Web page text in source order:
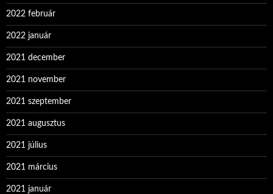
2022 február
2022 január
2021 december
2021 november
2021 szeptember
2021 augusztus
2021 július
2021 március
2021 január